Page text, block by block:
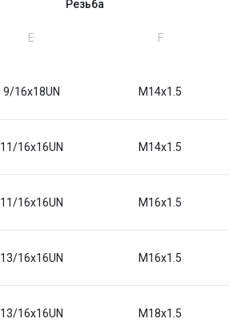
Резьба
Е F
9/16x18UN M14x1.5
11/16x16UN M14x1.5
11/16x16UN M16x1.5
13/16x16UN M16x1.5
13/16x16UN M18x1.5